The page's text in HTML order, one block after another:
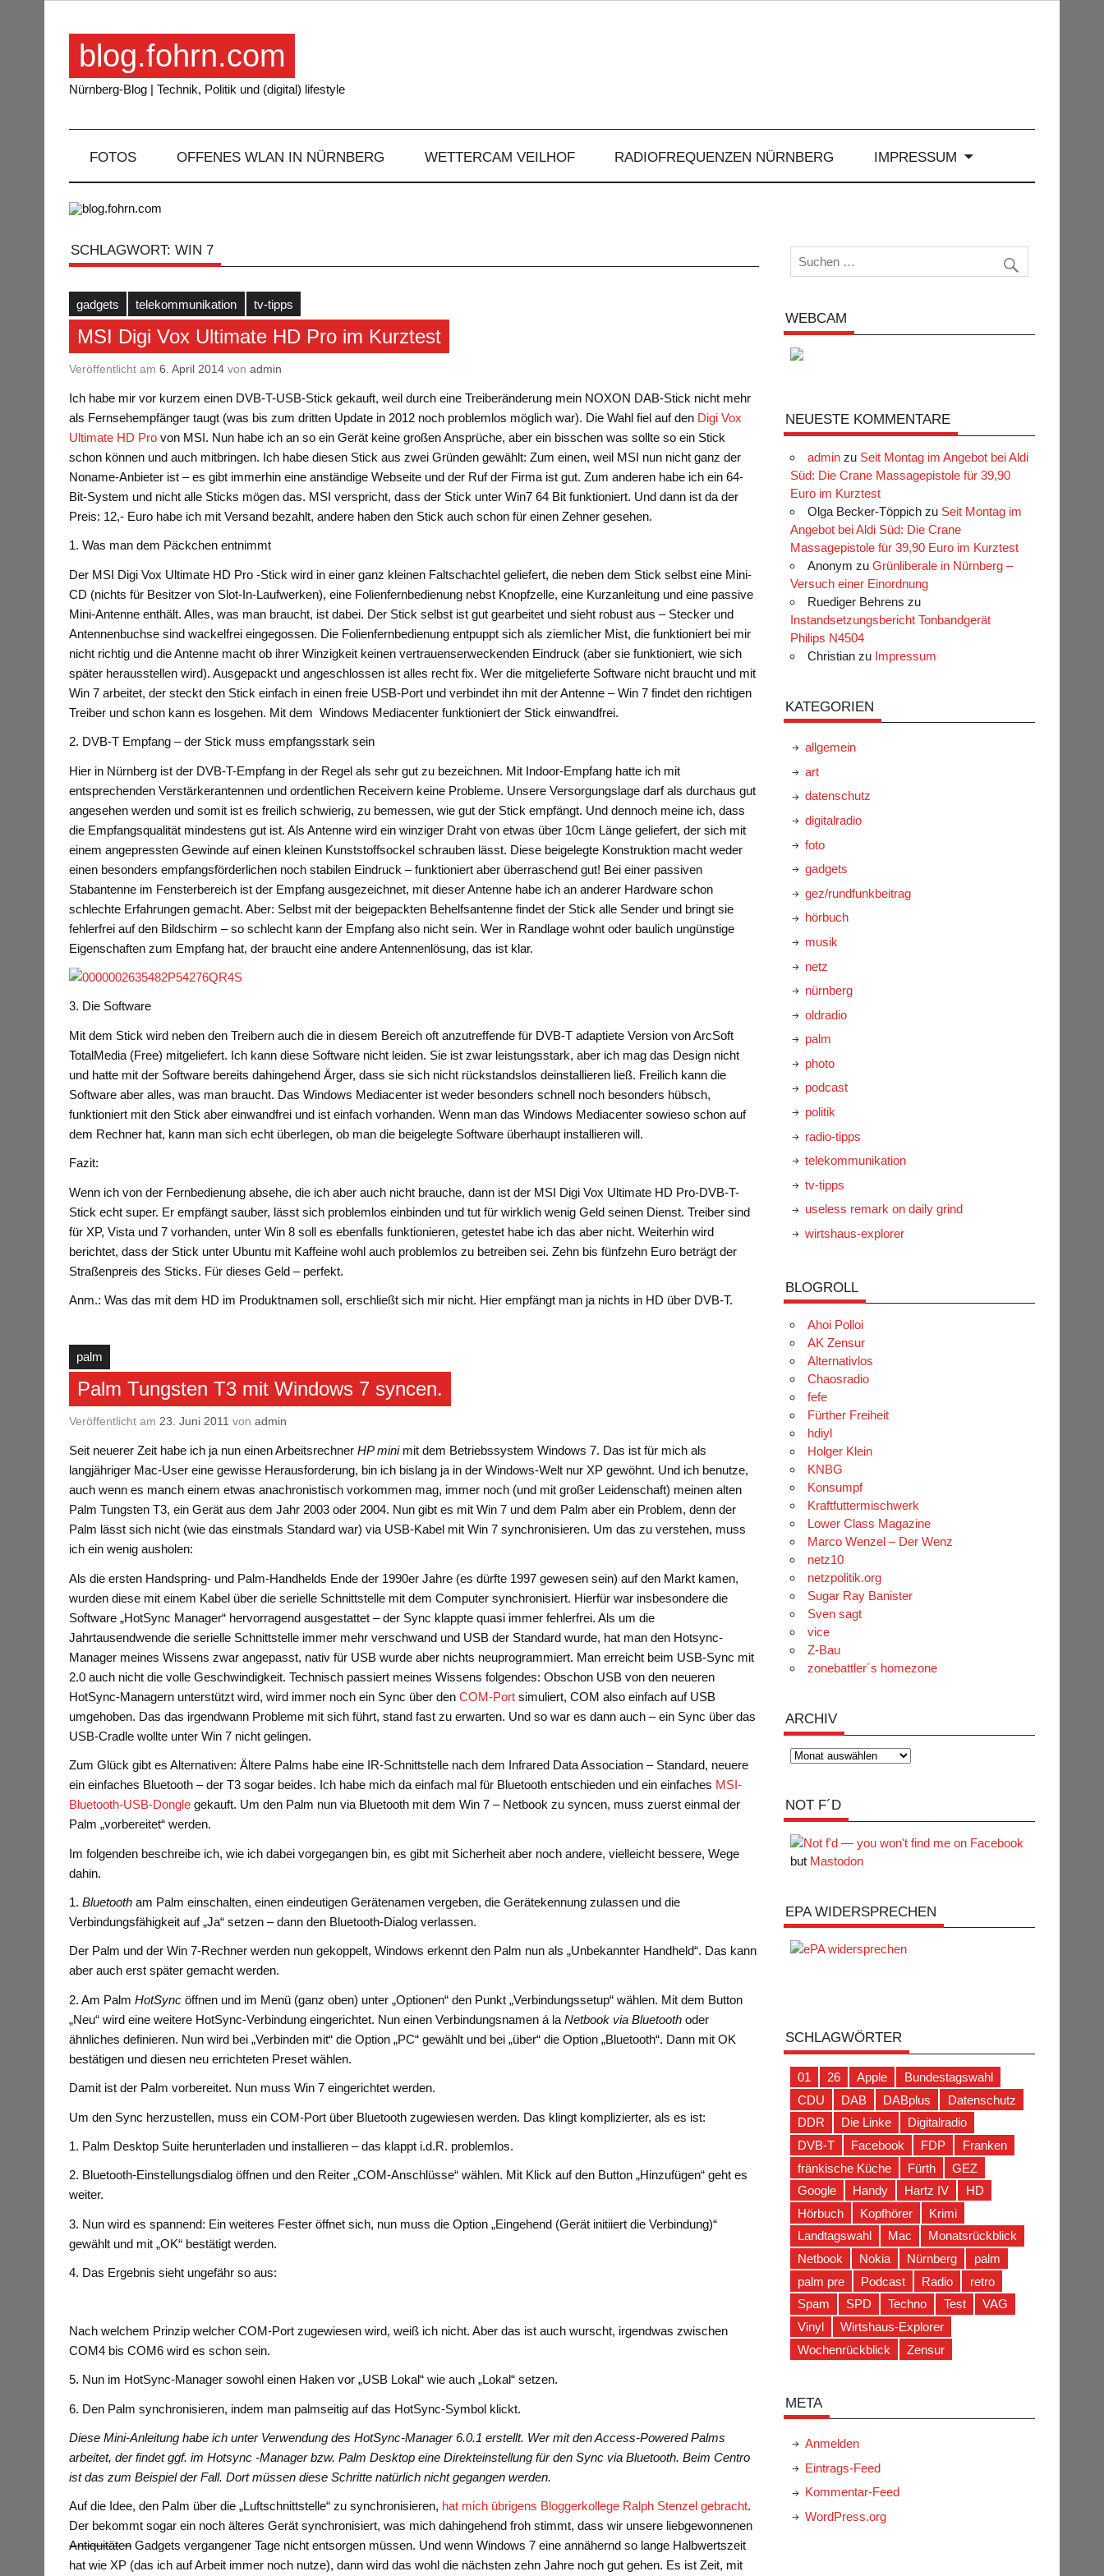
blog.fohrn.com
Nürnberg-Blog | Technik, Politik und (digital) lifestyle
FOTOS OFFENES WLAN IN NÜRNBERG WETTERCAM VEILHOF RADIOFREQUENZEN NÜRNBERG IMPRESSUM
SCHLAGWORT: WIN 7
gadgets telekommunikation tv-tipps
MSI Digi Vox Ultimate HD Pro im Kurztest
Veröffentlicht am6. April 2014 vonadmin
Ich habe mir vor kurzem einen DVB-T-USB-Stick gekauft, weil durch eine Treiberänderung mein NOXON DAB-Stick nicht mehr
als Fernsehempfänger taugt (was bis zum dritten Update in 2012 noch problemlos möglich war). Die Wahl fiel auf den Digi Vox
Ultimate HD Pro von MSI. Nun habe ich an so ein Gerät keine großen Ansprüche, aber ein bisschen was sollte so ein Stick
schon können und auch mitbringen. Ich habe diesen Stick aus zwei Gründen gewählt: Zum einen, weil MSI nun nicht ganz der
Noname-Anbieter ist – es gibt immerhin eine anständige Webseite und der Ruf der Firma ist gut. Zum anderen habe ich ein 64-
Bit-System und nicht alle Sticks mögen das. MSI verspricht, dass der Stick unter Win7 64 Bit funktioniert. Und dann ist da der
Preis: 12,- Euro habe ich mit Versand bezahlt, andere haben den Stick auch schon für einen Zehner gesehen.
1. Was man dem Päckchen entnimmt
Der MSI Digi Vox Ultimate HD Pro -Stick wird in einer ganz kleinen Faltschachtel geliefert, die neben dem Stick selbst eine Mini-
CD (nichts für Besitzer von Slot-In-Laufwerken), eine Folienfernbedienung nebst Knopfzelle, eine Kurzanleitung und eine passive
Mini-Antenne enthält. Alles, was man braucht, ist dabei. Der Stick selbst ist gut gearbeitet und sieht robust aus – Stecker und
Antennenbuchse sind wackelfrei eingegossen. Die Folienfernbedienung entpuppt sich als ziemlicher Mist, die funktioniert bei mir
nicht richtig und die Antenne macht ob ihrer Winzigkeit keinen vertrauenserweckenden Eindruck (aber sie funktioniert, wie sich
später herausstellen wird). Ausgepackt und angeschlossen ist alles recht fix. Wer die mitgelieferte Software nicht braucht und mit
Win 7 arbeitet, der steckt den Stick einfach in einen freie USB-Port und verbindet ihn mit der Antenne – Win 7 findet den richtigen
Treiber und schon kann es losgehen. Mit dem Windows Mediacenter funktioniert der Stick einwandfrei.
2. DVB-T Empfang – der Stick muss empfangsstark sein
Hier in Nürnberg ist der DVB-T-Empfang in der Regel als sehr gut zu bezeichnen. Mit Indoor-Empfang hatte ich mit
entsprechenden Verstärkerantennen und ordentlichen Receivern keine Probleme. Unsere Versorgungslage darf als durchaus gut
angesehen werden und somit ist es freilich schwierig, zu bemessen, wie gut der Stick empfängt. Und dennoch meine ich, dass
die Empfangsqualität mindestens gut ist. Als Antenne wird ein winziger Draht von etwas über 10cm Länge geliefert, der sich mit
einem angepressten Gewinde auf einen kleinen Kunststoffsockel schrauben lässt. Diese beigelegte Konstruktion macht weder
einen besonders empfangsförderlichen noch stabilen Eindruck – funktioniert aber überraschend gut! Bei einer passiven
Stabantenne im Fensterbereich ist der Empfang ausgezeichnet, mit dieser Antenne habe ich an anderer Hardware schon
schlechte Erfahrungen gemacht. Aber: Selbst mit der beigepackten Behelfsantenne findet der Stick alle Sender und bringt sie
fehlerfrei auf den Bildschirm – so schlecht kann der Empfang also nicht sein. Wer in Randlage wohnt oder baulich ungünstige
Eigenschaften zum Empfang hat, der braucht eine andere Antennenlösung, das ist klar.
3. Die Software
Mit dem Stick wird neben den Treibern auch die in diesem Bereich oft anzutreffende für DVB-T adaptiete Version von ArcSoft
TotalMedia (Free) mitgeliefert. Ich kann diese Software nicht leiden. Sie ist zwar leistungsstark, aber ich mag das Design nicht
und hatte mit der Software bereits dahingehend Ärger, dass sie sich nicht rückstandslos deinstallieren ließ. Freilich kann die
Software aber alles, was man braucht. Das Windows Mediacenter ist weder besonders schnell noch besonders hübsch,
funktioniert mit den Stick aber einwandfrei und ist einfach vorhanden. Wenn man das Windows Mediacenter sowieso schon auf
dem Rechner hat, kann man sich echt überlegen, ob man die beigelegte Software überhaupt installieren will.
Fazit:
Wenn ich von der Fernbedienung absehe, die ich aber auch nicht brauche, dann ist der MSI Digi Vox Ultimate HD Pro-DVB-T-
Stick echt super. Er empfängt sauber, lässt sich problemlos einbinden und tut für wirklich wenig Geld seinen Dienst. Treiber sind
für XP, Vista und 7 vorhanden, unter Win 8 soll es ebenfalls funktionieren, getestet habe ich das aber nicht. Weiterhin wird
berichtet, dass der Stick unter Ubuntu mit Kaffeine wohl auch problemlos zu betreiben sei. Zehn bis fünfzehn Euro beträgt der
Straßenpreis des Sticks. Für dieses Geld – perfekt.
Anm.: Was das mit dem HD im Produktnamen soll, erschließt sich mir nicht. Hier empfängt man ja nichts in HD über DVB-T.
palm
Palm Tungsten T3 mit Windows 7 syncen.
Veröffentlicht am 23. Juni 2011 vonadmin
Seit neuerer Zeit habe ich ja nun einen ArbeitsrechnerHP minimit dem Betriebssystem Windows 7. Das ist für mich als
langjähriger Mac-User eine gewisse Herausforderung, bin ich bislang ja in der Windows-Welt nur XP gewöhnt. Und ich benutze,
auch wenn es manch einem etwas anachronistisch vorkommen mag, immer noch (und mit großer Leidenschaft) meinen alten
Palm Tungsten T3, ein Gerät aus dem Jahr 2003 oder 2004. Nun gibt es mit Win 7 und dem Palm aber ein Problem, denn der
Palm lässt sich nicht (wie das einstmals Standard war) via USB-Kabel mit Win 7 synchronisieren. Um das zu verstehen, muss
ich ein wenig ausholen:
Als die ersten Handspring- und Palm-Handhelds Ende der 1990er Jahre (es dürfte 1997 gewesen sein) auf den Markt kamen,
wurden diese mit einem Kabel über die serielle Schnittstelle mit dem Computer synchronisiert. Hierfür war insbesondere die
Software „HotSync Manager“ hervorragend ausgestattet – der Sync klappte quasi immer fehlerfrei. Als um die
Jahrtausendwende die serielle Schnittstelle immer mehr verschwand und USB der Standard wurde, hat man den Hotsync-
Manager meines Wissens zwar angepasst, nativ für USB wurde aber nichts neuprogrammiert. Man erreicht beim USB-Sync mit
2.0 auch nicht die volle Geschwindigkeit. Technisch passiert meines Wissens folgendes: Obschon USB von den neueren
HotSync-Managern unterstützt wird, wird immer noch ein Sync über denCOM-Port simuliert, COM also einfach auf USB
umgehoben. Das das irgendwann Probleme mit sich führt, stand fast zu erwarten. Und so war es dann auch – ein Sync über das
USB-Cradle wollte unter Win 7 nicht gelingen.
Zum Glück gibt es Alternativen: Ältere Palms habe eine IR-Schnittstelle nach dem Infrared Data Association – Standard, neuere
ein einfaches Bluetooth – der T3 sogar beides. Ich habe mich da einfach mal für Bluetooth entschieden und ein einfaches MSI-
Bluetooth-USB-Dongle gekauft. Um den Palm nun via Bluetooth mit dem Win 7 – Netbook zu syncen, muss zuerst einmal der
Palm „vorbereitet“ werden.
Im folgenden beschreibe ich, wie ich dabei vorgegangen bin, es gibt mit Sicherheit aber noch andere, vielleicht bessere, Wege
dahin.
1.Bluetooth am Palm einschalten, einen eindeutigen Gerätenamen vergeben, die Gerätekennung zulassen und die
Verbindungsfähigkeit auf „Ja“ setzen – dann den Bluetooth-Dialog verlassen.
Der Palm und der Win 7-Rechner werden nun gekoppelt, Windows erkennt den Palm nun als „Unbekannter Handheld“. Das kann
aber auch erst später gemacht werden.
2. Am PalmHotSync öffnen und im Menü (ganz oben) unter „Optionen“ den Punkt „Verbindungssetup“ wählen. Mit dem Button
„Neu“ wird eine weitere HotSync-Verbindung eingerichtet. Nun einen Verbindungsnamen á laNetbook via Bluetooth oder
ähnliches definieren. Nun wird bei „Verbinden mit“ die Option „PC“ gewählt und bei „über“ die Option „Bluetooth“. Dann mit OK
bestätigen und diesen neu errichteten Preset wählen.
Damit ist der Palm vorbereitet. Nun muss Win 7 eingerichtet werden.
Um den Sync herzustellen, muss ein COM-Port über Bluetooth zugewiesen werden. Das klingt komplizierter, als es ist:
1. Palm Desktop Suite herunterladen und installieren – das klappt i.d.R. problemlos.
2. Bluetooth-Einstellungsdialog öffnen und den Reiter „COM-Anschlüsse“ wählen. Mit Klick auf den Button „Hinzufügen“ geht es
weiter.
3. Nun wird es spannend: Ein weiteres Fester öffnet sich, nun muss die Option „Eingehend (Gerät initiiert die Verbindung)“
gewählt und mit „OK“ bestätigt werden.
4. Das Ergebnis sieht ungefähr so aus:
Nach welchem Prinzip welcher COM-Port zugewiesen wird, weiß ich nicht. Aber das ist auch wurscht, irgendwas zwischen
COM4 bis COM6 wird es schon sein.
5. Nun im HotSync-Manager sowohl einen Haken vor „USB Lokal“ wie auch „Lokal“ setzen.
6. Den Palm synchronisieren, indem man palmseitig auf das HotSync-Symbol klickt.
Diese Mini-Anleitung habe ich unter Verwendung des HotSync-Manager 6.0.1 erstellt. Wer mit den Access-Powered Palms
arbeitet, der findet ggf. im Hotsync -Manager bzw. Palm Desktop eine Direkteinstellung für den Sync via Bluetooth. Beim Centro
ist das zum Beispiel der Fall. Dort müssen diese Schritte natürlich nicht gegangen werden.
Auf die Idee, den Palm über die „Luftschnittstelle“ zu synchronisieren, hat mich übrigens Bloggerkollege Ralph Stenzel gebracht.
Der bekommt sogar ein noch älteres Gerät synchronisiert, was mich dahingehend froh stimmt, dass wir unsere liebgewonnenen
AntiquitätenGadgets vergangener Tage nicht entsorgen müssen. Und wenn Windows 7 eine annähernd so lange Halbwertszeit
hat wie XP (das ich auf Arbeit immer noch nutze), dann wird das wohl die nächsten zehn Jahre noch gut gehen. Es ist Zeit, mit
WEBCAM
NEUESTE KOMMENTARE
adminzu Seit Montag im Angebot bei Aldi
Süd: Die Crane Massagepistole für 39,90
Euro im Kurztest
Olga Becker-Töppichzu Seit Montag im
Angebot bei Aldi Süd: Die Crane
Massagepistole für 39,90 Euro im Kurztest
Anonym zu Grünliberale in Nürnberg –
Versuch einer Einordnung
Ruediger Behrens zu
Instandsetzungsbericht Tonbandgerät
Philips N4504
Christianzu Impressum
KATEGORIEN
allgemein
art
datenschutz
digitalradio
foto
gadgets
gez/rundfunkbeitrag
hörbuch
musik
netz
nürnberg
oldradio
palm
photo
podcast
politik
radio-tipps
telekommunikation
tv-tipps
useless remark on daily grind
wirtshaus-explorer
BLOGROLL
Ahoi Polloi
AK Zensur
Alternativlos
Chaosradio
fefe
Fürther Freiheit
hdiyl
Holger Klein
KNBG
Konsumpf
Kraftfuttermischwerk
Lower Class Magazine
Marco Wenzel – Der Wenz
netz10
netzpolitik.org
Sugar Ray Banister
Sven sagt
vice
Z-Bau
zonebattler´s homezone
ARCHIV
Archiv
NOT F´D
but Mastodon
EPA WIDERSPRECHEN
SCHLAGWÖRTER
01 26 Apple
Bundestagswahl
CDU
DAB DABplus
Datenschutz
DDR
Die Linke
Digitalradio
DVB-T
Facebook FDP
Franken
fränkische Küche
Fürth
GEZ
Google
Handy Hartz IV
HD
Hörbuch
Kopfhörer
Krimi
Landtagswahl
Mac
Monatsrückblick
Netbook
Nokia Nürnberg
palm
palm pre
Podcast Radio
retro
Spam
SPD Techno Test
VAG
Vinyl
Wirtshaus-Explorer
Wochenrückblick
Zensur
META
Anmelden
Eintrags-Feed
Kommentar-Feed
WordPress.org